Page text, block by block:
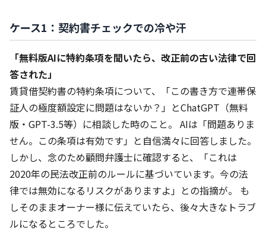
ケース1：契約書チェックでの冷や汗
「無料版AIに特約条項を聞いたら、改正前の古い法律で回
答された」
賃貸借契約書の特約条項について、「この書き方で連帯保
証人の極度額設定に問題はないか？」とChatGPT（無料
版・GPT-3.5等）に相談した時のこと。 AIは「問題ありま
せん。この条項は有効です」と自信満々に回答しました。
しかし、念のため顧問弁護士に確認すると、「これは
2020年の民法改正前のルールに基づいています。今の法
律では無効になるリスクがありますよ」との指摘が。 も
しそのままオーナー様に伝えていたら、後々大きなトラブ
ルになるところでした。